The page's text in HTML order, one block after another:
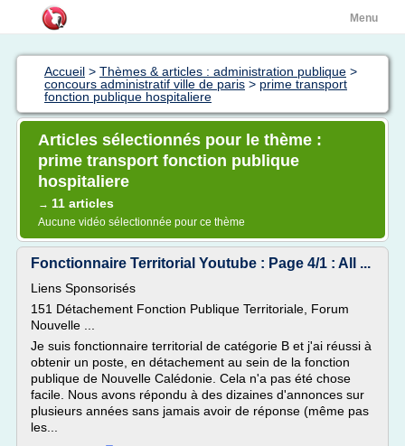
Menu
Accueil > Thèmes & articles : administration publique >
concours administratif ville de paris > prime transport
fonction publique hospitaliere
Articles sélectionnés pour le thème :
prime transport fonction publique
hospitaliere
→ 11 articles
Aucune vidéo sélectionnée pour ce thème
Fonctionnaire Territorial Youtube : Page 4/1 : All ...
Liens Sponsorisés
151 Détachement Fonction Publique Territoriale, Forum
Nouvelle ...
Je suis fonctionnaire territorial de catégorie B et j'ai réussi à
obtenir un poste, en détachement au sein de la fonction
publique de Nouvelle Calédonie. Cela n'a pas été chose
facile. Nous avons répondu à des dizaines d'annonces sur
plusieurs années sans jamais avoir de réponse (même pas
les...